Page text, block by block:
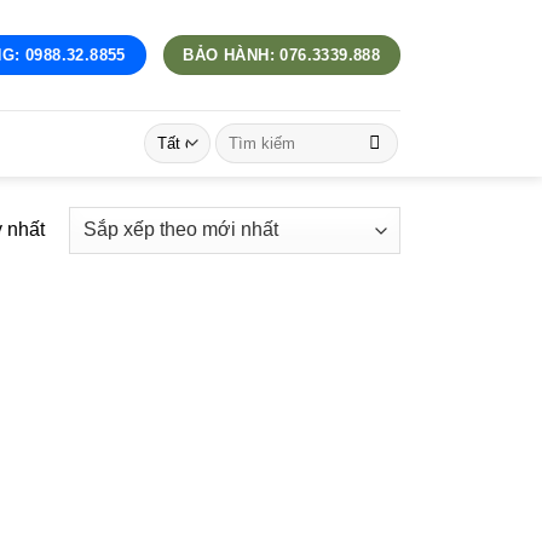
0988.32.8855 BẢO HÀNH: 076.3339.888
Tìm
kiếm:
nhất